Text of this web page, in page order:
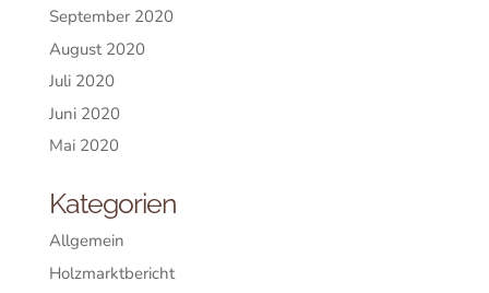
September 2020
August 2020
Juli 2020
Juni 2020
Mai 2020
Kategorien
Allgemein
Holzmarktbericht